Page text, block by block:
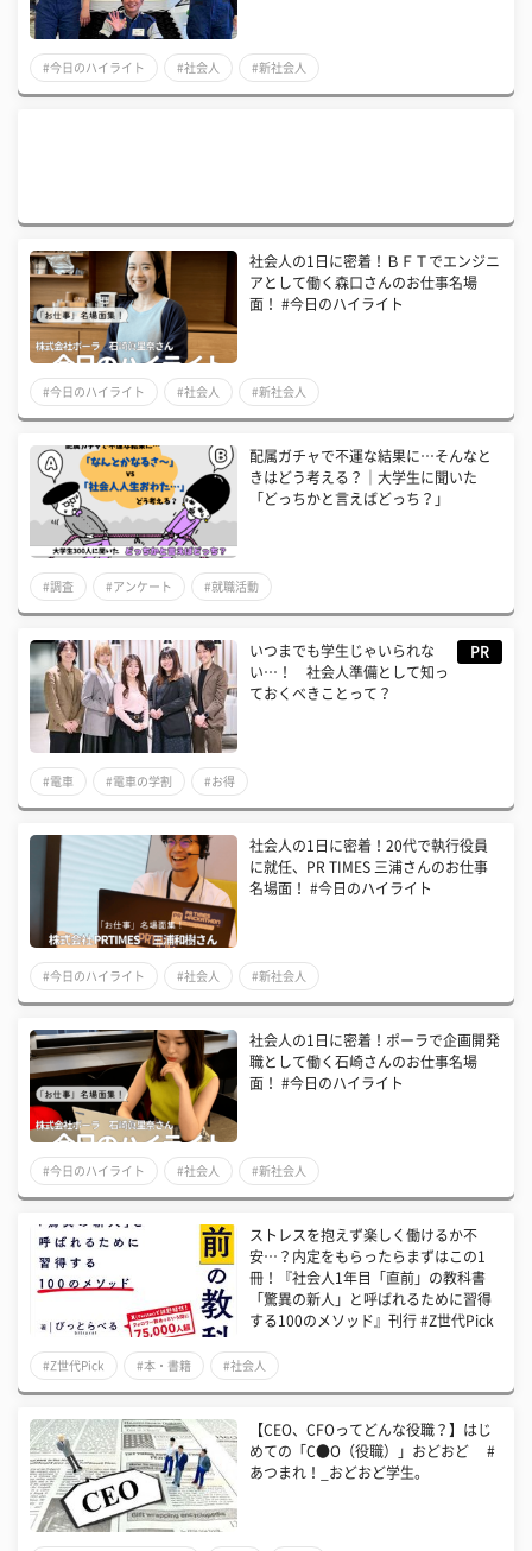
#今日のハイライト #社会人 #新社会人
社会人の1日に密着！ＢＦＴでエンジニ
アとして働く森口さんのお仕事名場
面！ #今日のハイライト
#今日のハイライト #社会人 #新社会人
配属ガチャで不運な結果に…そんなと
きはどう考える？｜大学生に聞いた
「どっちかと言えばどっち？」
#調査 #アンケート #就職活動
いつまでも学生じゃいられな
い…！ 社会人準備として知っ
ておくべきことって？
PR
#電車 #電車の学割 #お得
社会人の1日に密着！20代で執行役員
に就任、PR TIMES 三浦さんのお仕事
名場面！ #今日のハイライト
#今日のハイライト #社会人 #新社会人
社会人の1日に密着！ポーラで企画開発
職として働く石崎さんのお仕事名場
面！ #今日のハイライト
#今日のハイライト #社会人 #新社会人
ストレスを抱えず楽しく働けるか不
安…？内定をもらったらまずはこの1
冊！『社会人1年目「直前」の教科書
「驚異の新人」と呼ばれるために習得
する100のメソッド』刊行 #Z世代Pick
#Z世代Pick #本・書籍 #社会人
【CEO、CFOってどんな役職？】はじ
めての「C●O（役職）」おどおど #
あつまれ！_おどおど学生。